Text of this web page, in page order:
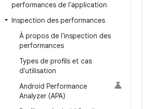
performances de l'application
Inspection des performances
À propos de l'inspection des
performances
Types de profils et cas
d'utilisation
Android Performance
Analyzer (APA)